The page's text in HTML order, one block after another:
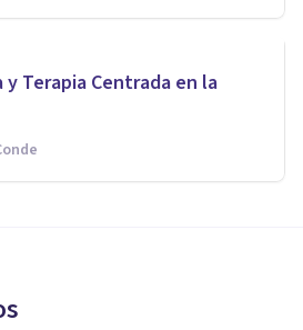
y Terapia Centrada en la